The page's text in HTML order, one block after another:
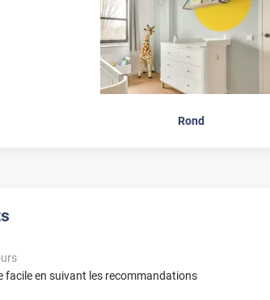
Rond
facile en suivant les recommandations